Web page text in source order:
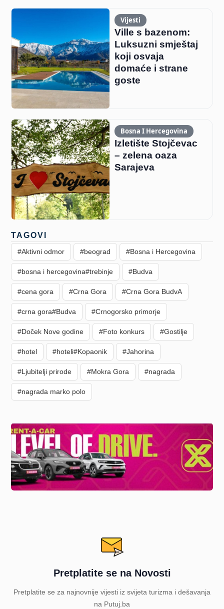
Vijesti
Ville s bazenom:
Luksuzni smještaj
koji osvaja
domaće i strane
goste
Bosna I Hercegovina
Izletište Stojčevac
– zelena oaza
Sarajeva
TAGOVI
#Aktivni odmor #beograd #Bosna i Hercegovina
#bosna i hercegovina#trebinje #Budva
#cena gora #Crna Gora #Crna Gora BudvA
#crna gora#Budva #Crnogorsko primorje
#Doček Nove godine #Foto konkurs #Gostilje
#hotel #hoteli#Kopaonik #Jahorina
#Ljubitelji prirode #Mokra Gora #nagrada
#nagrada marko polo
Pretplatite se na Novosti
Pretplatite se za najnovnije vijesti iz svijeta turizma i dešavanja
na Putuj.ba